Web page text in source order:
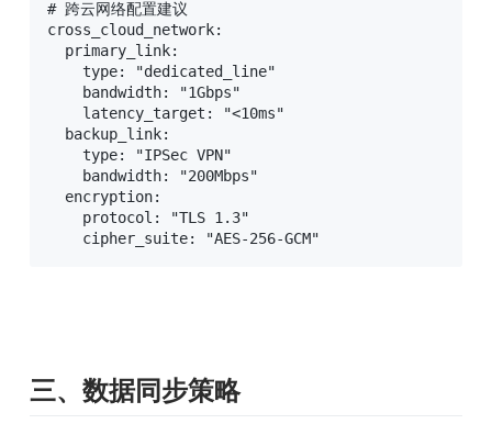
# 跨云网络配置建议
cross_cloud_network:
  primary_link:
    type: "dedicated_line"
    bandwidth: "1Gbps"
    latency_target: "<10ms"
  backup_link:
    type: "IPSec VPN"
    bandwidth: "200Mbps"
  encryption:
    protocol: "TLS 1.3"
    cipher_suite: "AES-256-GCM"
三、数据同步策略